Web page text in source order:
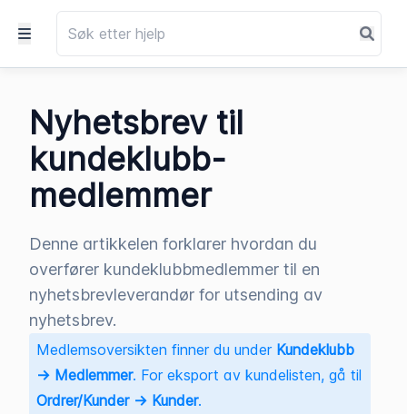
Nyhetsbrev til
kundeklubb-
medlemmer
Denne artikkelen forklarer hvordan du
overfører kundeklubbmedlemmer til en
nyhetsbrevleverandør for utsending av
nyhetsbrev.
Medlemsoversikten finner du under Kundeklubb
→ Medlemmer
Ordrer/Kunder → Kunder.